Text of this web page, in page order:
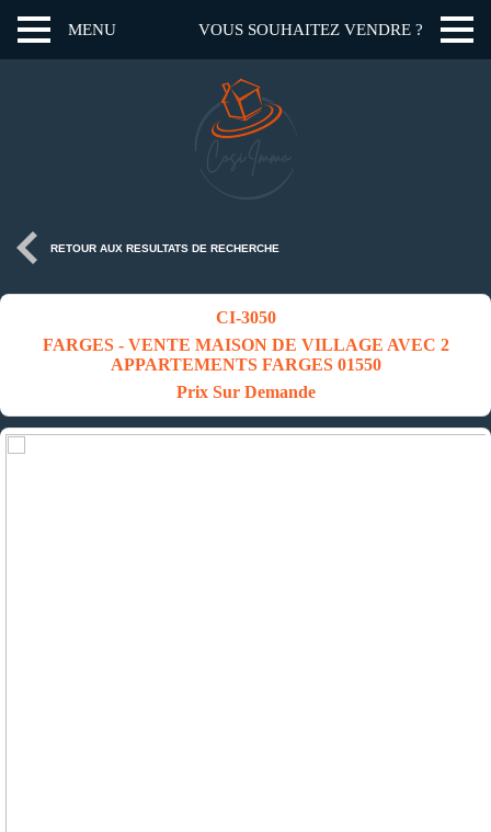
MENU VOUS SOUHAITEZ VENDRE ?
RETOUR AUX RESULTATS DE RECHERCHE
CI-3050
FARGES - VENTE MAISON DE VILLAGE AVEC 2
APPARTEMENTS FARGES 01550
Prix Sur Demande